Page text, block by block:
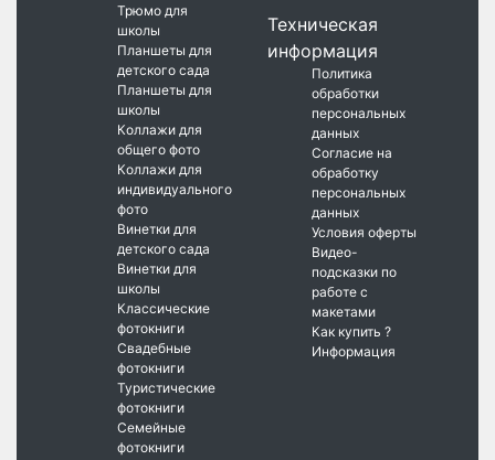
Трюмо для
школы
Планшеты для
детского сада
Планшеты для
школы
Коллажи для
общего фото
Коллажи для
индивидуального
фото
Винетки для
детского сада
Винетки для
школы
Классические
фотокниги
Свадебные
фотокниги
Туристические
фотокниги
Семейные
фотокниги
Техническая
информация
Политика
обработки
персональных
данных
Согласие на
обработку
персональных
данных
Условия оферты
Видео-
подсказки по
работе с
макетами
Как купить ?
Информация